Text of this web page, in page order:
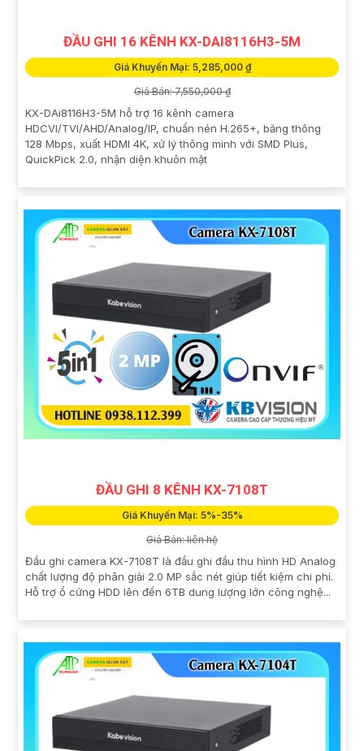
ĐẦU GHI 16 KÊNH KX-DAI8116H3-5M
Giá Khuyến Mại: 5,285,000 ₫
Giá Bán: 7,550,000 ₫
KX-DAi8116H3-5M hỗ trợ 16 kênh camera
HDCVI/TVI/AHD/Analog/IP, chuẩn nén H.265+, băng thông
128 Mbps, xuất HDMI 4K, xử lý thông minh với SMD Plus,
QuickPick 2.0, nhận diện khuôn mặt
ĐẦU GHI 8 KÊNH KX-7108T
Giá Khuyến Mại: 5%-35%
Giá Bán: liên hệ
Đầu ghi camera KX-7108T là đầu ghi đầu thu hình HD Analog
chất lượng độ phân giải 2.0 MP sắc nét giúp tiết kiệm chi phí.
Hỗ trợ ổ cứng HDD lên đến 6TB dung lượng lớn công nghệ...